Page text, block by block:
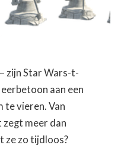
zijn Star Wars-t-
aan een
te vieren. Van
meer dan
ze zo tijdloos?